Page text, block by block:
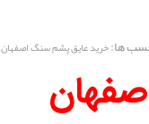
ها:خرید عایق پشم سنگ اصفهان